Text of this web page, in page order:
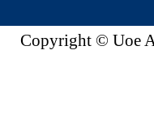
Copyright © Uoe